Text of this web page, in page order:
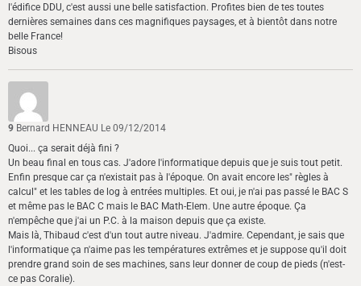
l'édifice DDU, c'est aussi une belle satisfaction. Profites bien de tes toutes
dernières semaines dans ces magnifiques paysages, et à bientôt dans notre
belle France!
Bisous
9 Bernard HENNEAU Le 09/12/2014
Quoi... ça serait déjà fini ?
Un beau final en tous cas. J'adore l'informatique depuis que je suis tout petit.
Enfin presque car ça n'existait pas à l'époque. On avait encore les" règles à
calcul" et les tables de log à entrées multiples. Et oui, je n'ai pas passé le BAC S
et même pas le BAC C mais le BAC Math-Elem. Une autre époque. Ça
n'empêche que j'ai un P.C. à la maison depuis que ça existe.
Mais là, Thibaud c'est d'un tout autre niveau. J'admire. Cependant, je sais que
l'informatique ça n'aime pas les températures extrêmes et je suppose qu'il doit
prendre grand soin de ses machines, sans leur donner de coup de pieds (n'est-
ce pas Coralie).